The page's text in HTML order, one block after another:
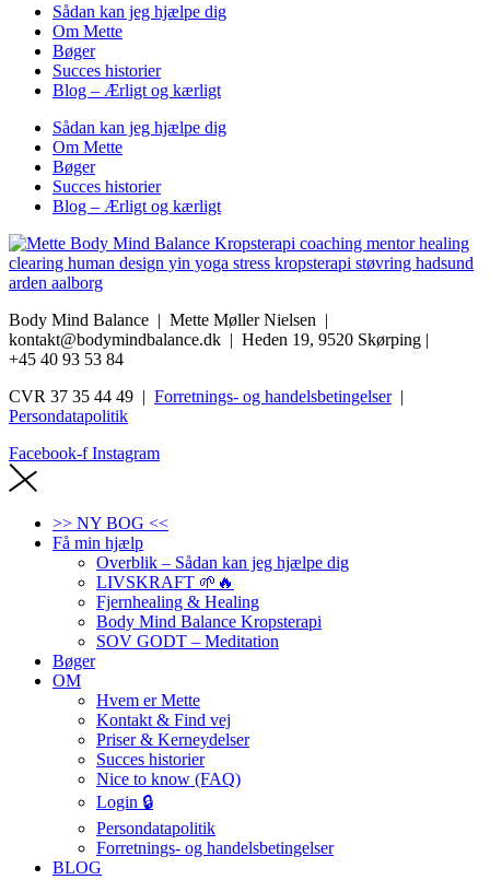
Sådan kan jeg hjælpe dig
Om Mette
Bøger
Succes historier
Blog – Ærligt og kærligt
Sådan kan jeg hjælpe dig
Om Mette
Bøger
Succes historier
Blog – Ærligt og kærligt
Body Mind Balance | Mette Møller Nielsen |
kontakt@bodymindbalance.dk | Heden 19, 9520 Skørping |
+45 40 93 53 84
CVR 37 35 44 49 | Forretnings- og handelsbetingelser|
Persondatapolitik
Facebook-f Instagram
>> NY BOG <<
Få min hjælp
Overblik – Sådan kan jeg hjælpe dig
LIVSKRAFT 🌱🔥
Fjernhealing & Healing
Body Mind Balance Kropsterapi
SOV GODT – Meditation
Bøger
OM
Hvem er Mette
Kontakt & Find vej
Priser & Kerneydelser
Succes historier
Nice to know (FAQ)
Login 🔒
Persondatapolitik
Forretnings- og handelsbetingelser
BLOG